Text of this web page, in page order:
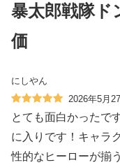
暴太郎戦隊ド
価
にしやん
2026年5月
とても面白かったで
に入りです！キャラ
性的なヒーローが揃